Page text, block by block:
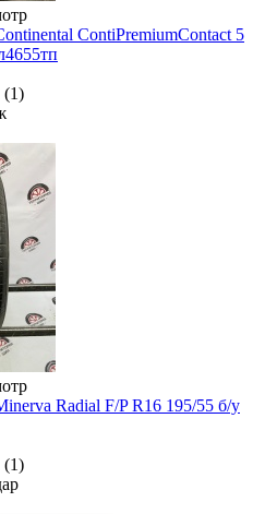
ContiPremiumContact 5
(1)
Radial F/P R16 195/55 б/у
(1)